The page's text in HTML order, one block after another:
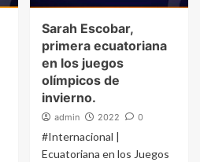
Sarah Escobar,
primera ecuatoriana
en los juegos
olímpicos de
invierno.
admin 2022 0
#Internacional |
Ecuatoriana en los Juegos